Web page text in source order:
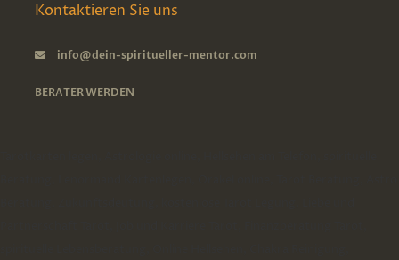
Kontaktieren Sie uns
info@dein-spiritueller-mentor.com
BERATER WERDEN